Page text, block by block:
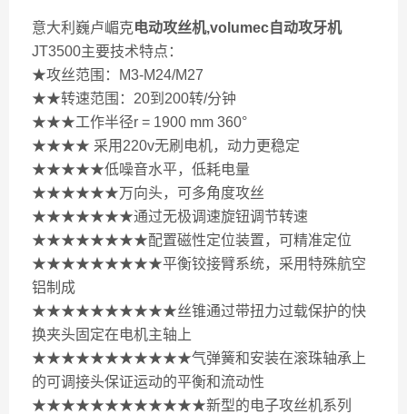
意大利巍卢嵋克电动攻丝机,volumec自动攻牙机
JT3500主要技术特点：
★攻丝范围：M3-M24/M27
★★转速范围：20到200转/分钟
★★★工作半径r = 1900 mm 360°
★★★★ 采用220v无刷电机，动力更稳定
★★★★★低噪音水平，低耗电量
★★★★★★万向头，可多角度攻丝
★★★★★★★通过无极调速旋钮调节转速
★★★★★★★★配置磁性定位装置，可精准定位
★★★★★★★★★平衡铰接臂系统，采用特殊航空
铝制成
★★★★★★★★★★丝锥通过带扭力过载保护的快
换夹头固定在电机主轴上
★★★★★★★★★★★气弹簧和安装在滚珠轴承上
的可调接头保证运动的平衡和流动性
★★★★★★★★★★★★新型的电子攻丝机系列